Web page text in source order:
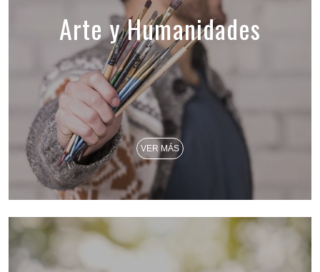
Arte y Humanidades
VER MÁS